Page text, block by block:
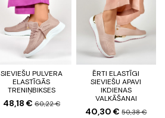
SIEVIEŠU PULVERA
ELASTĪGĀS
TRENIŅBIKSES
48,18 € 60,22 €
ĒRTI ELASTĪGI
SIEVIEŠU APAVI
IKDIENAS
VALKĀŠANAI
40,30 €50,38 €